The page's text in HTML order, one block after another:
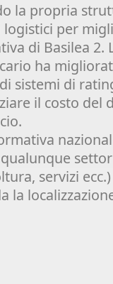
la propria
per
di Basilea 2.
ha
sistemi di
il costo del
servizi
la